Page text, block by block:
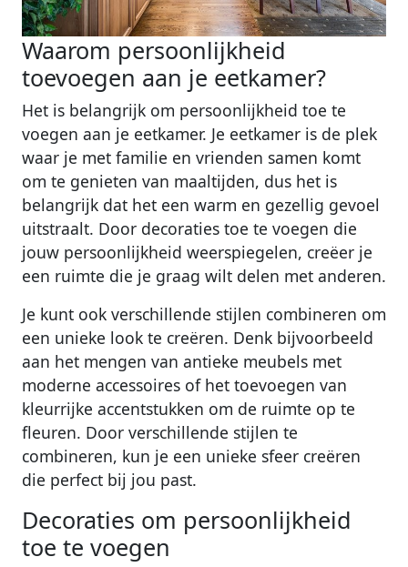
Waarom persoonlijkheid
toevoegen aan je eetkamer?
Het is belangrijk om persoonlijkheid toe te
voegen aan je eetkamer. Je eetkamer is de plek
waar je met familie en vrienden samen komt
om te genieten van maaltijden, dus het is
belangrijk dat het een warm en gezellig gevoel
uitstraalt. Door decoraties toe te voegen die
jouw persoonlijkheid weerspiegelen, creëer je
een ruimte die je graag wilt delen met anderen.
Je kunt ook verschillende stijlen combineren om
een unieke look te creëren. Denk bijvoorbeeld
aan het mengen van antieke meubels met
moderne accessoires of het toevoegen van
kleurrijke accentstukken om de ruimte op te
fleuren. Door verschillende stijlen te
combineren, kun je een unieke sfeer creëren
die perfect bij jou past.
Decoraties om persoonlijkheid
toe te voegen